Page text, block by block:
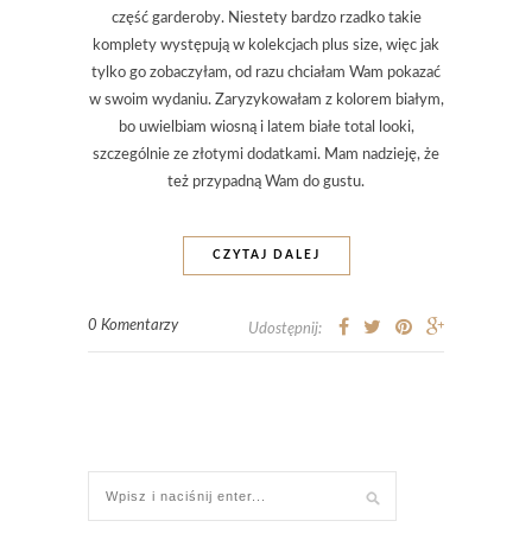
część garderoby. Niestety bardzo rzadko takie
komplety występują w kolekcjach plus size, więc jak
tylko go zobaczyłam, od razu chciałam Wam pokazać
w swoim wydaniu. Zaryzykowałam z kolorem białym,
bo uwielbiam wiosną i latem białe total looki,
szczególnie ze złotymi dodatkami. Mam nadzieję, że
też przypadną Wam do gustu.
CZYTAJ DALEJ
0 Komentarzy Udostępnij: